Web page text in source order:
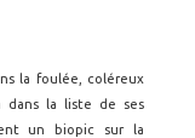
la foulée, coléreux
la liste de ses
un biopic sur la